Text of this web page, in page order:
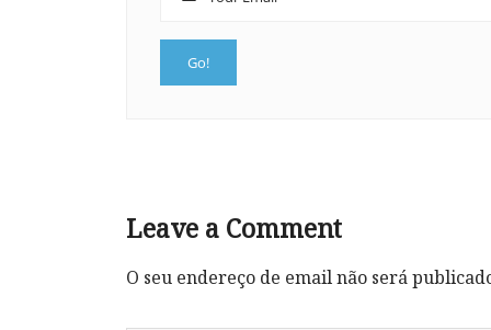
Leave a Comment
O seu endereço de email não será